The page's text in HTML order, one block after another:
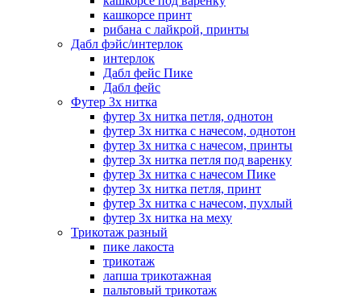
кашкорсе принт
рибана с лайкрой, принты
Дабл фэйс/интерлок
интерлок
Дабл фейс Пике
Дабл фейс
Футер 3х нитка
футер 3х нитка петля, однотон
футер 3х нитка с начесом, однотон
футер 3х нитка с начесом, принты
футер 3х нитка петля под варенку
футер 3х нитка с начесом Пике
футер 3х нитка петля, принт
футер 3х нитка с начесом, пухлый
футер 3х нитка на меху
Трикотаж разный
пике лакоста
трикотаж
лапша трикотажная
пальтовый трикотаж